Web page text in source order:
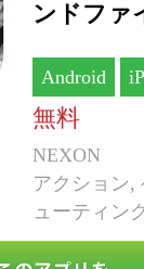
ンドファ
Android
無料
NEXON
アクション,
ューティン